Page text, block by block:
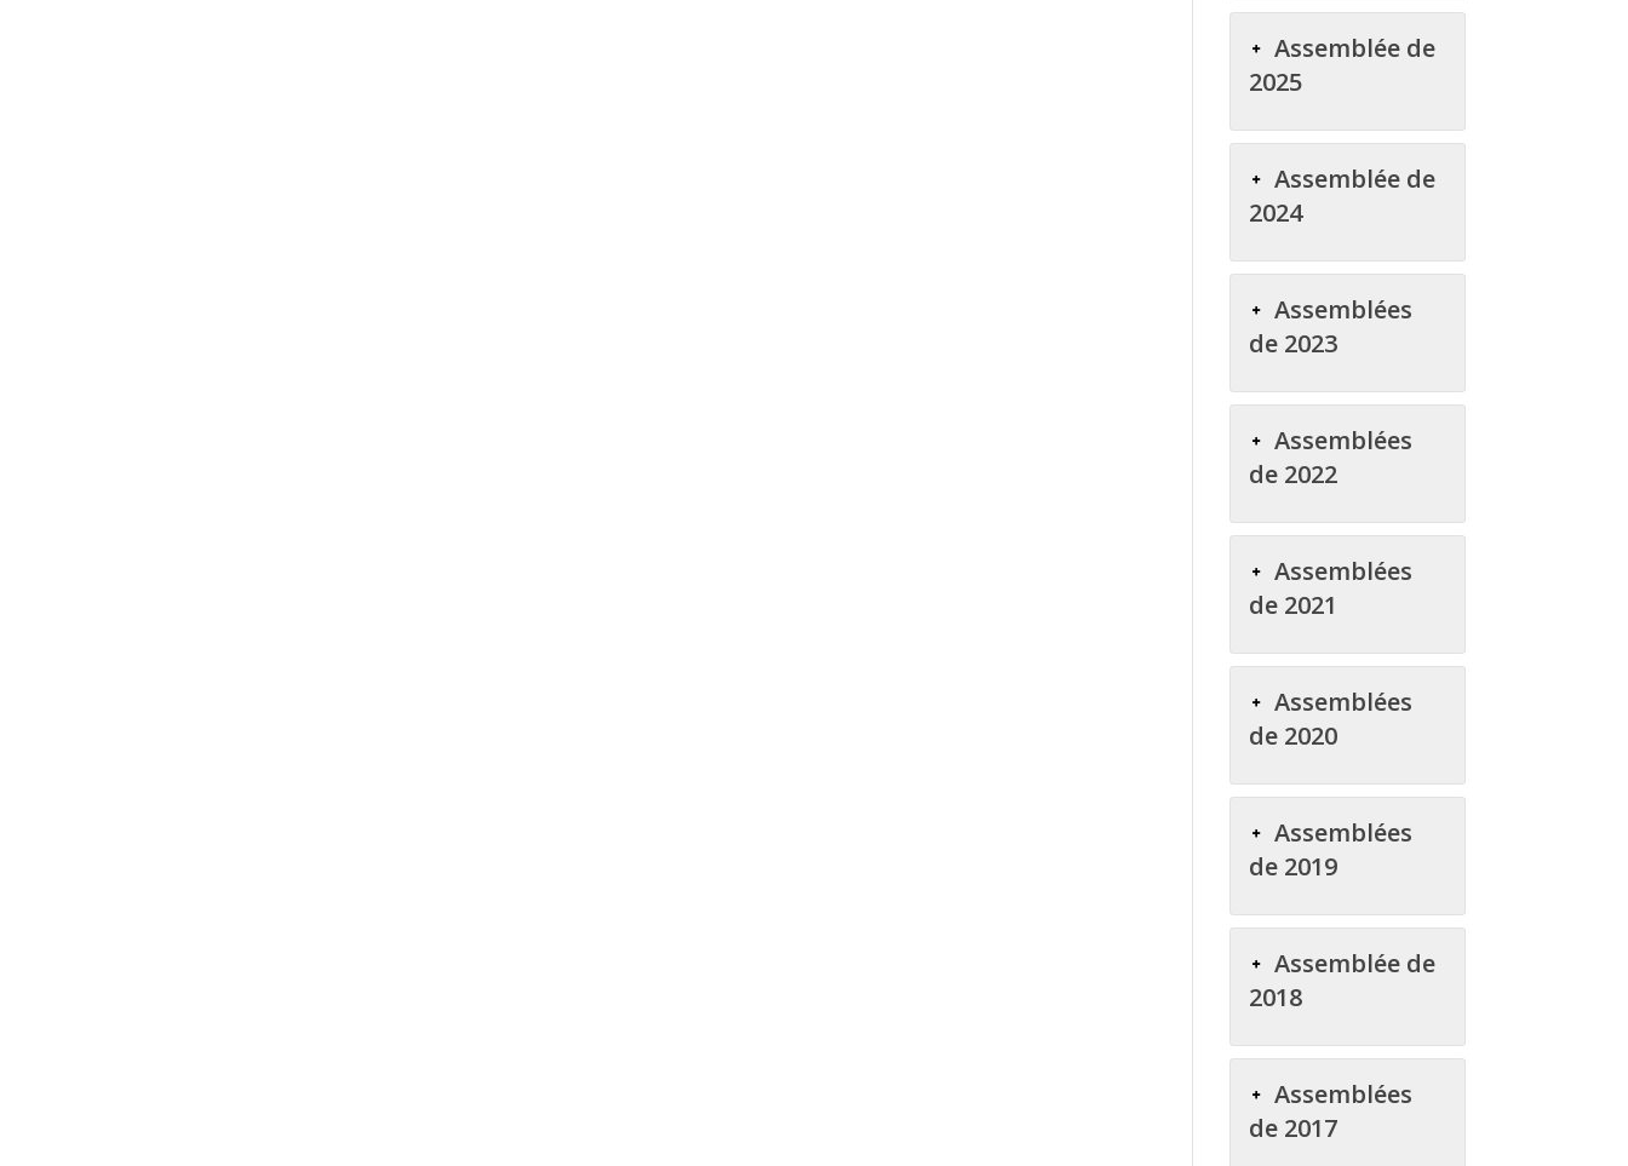
Assemblée de
2025
Assemblée de
2024
Assemblées
de 2023
Assemblées
de 2022
Assemblées
de 2021
Assemblées
de 2020
Assemblées
de 2019
Assemblée de
2018
Assemblées
de 2017